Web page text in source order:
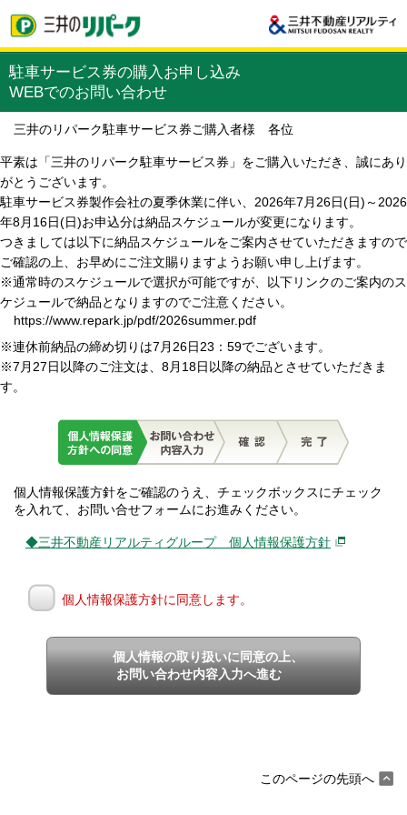
駐車サービス券の購入お申し込み
WEBでのお問い合わせ
三井のリパーク駐車サービス券ご購入者様 各位
平素は「三井のリパーク駐車サービス券」をご購入いただき、誠にあり
がとうございます。
駐車サービス券製作会社の夏季休業に伴い、2026年7月26日(日)～2026
年8月16日(日)お申込分は納品スケジュールが変更になります。
つきましては以下に納品スケジュールをご案内させていただきますので
ご確認の上、お早めにご注文賜りますようお願い申し上げます。
※通常時のスケジュールで選択が可能ですが、以下リンクのご案内のス
ケジュールで納品となりますのでご注意ください。
https://www.repark.jp/pdf/2026summer.pdf
※連休前納品の締め切りは7月26日23：59でございます。
※7月27日以降のご注文は、8月18日以降の納品とさせていただきま
す。
個人情報保護方針をご確認のうえ、チェックボックスにチェック
を入れて、お問い合せフォームにお進みください。
◆三井不動産リアルティグループ 個人情報保護方針
個人情報保護方針に同意します。
個人情報の取り扱いに同意の上、
お問い合わせ内容入力へ進む
このページの先頭へ